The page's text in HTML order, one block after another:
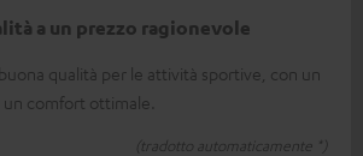
a un prezzo ragionevole
qualità per le attività sportive, con un
comfort ottimale.
(tradotto automaticamente *)